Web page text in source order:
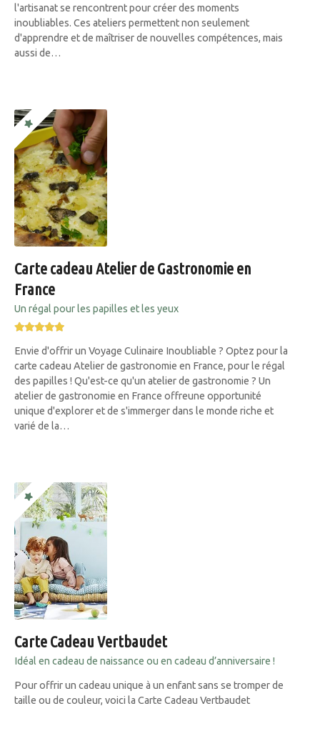
l'artisanat se rencontrent pour créer des moments
inoubliables. Ces ateliers permettent non seulement
d'apprendre et de maîtriser de nouvelles compétences, mais
aussi de…
Carte cadeau Atelier de Gastronomie en
France
Un régal pour les papilles et les yeux
Envie d'offrir un Voyage Culinaire Inoubliable ? Optez pour la
carte cadeau Atelier de gastronomie en France, pour le régal
des papilles ! Qu'est-ce qu'un atelier de gastronomie ? Un
atelier de gastronomie en France offreune opportunité
unique d'explorer et de s'immerger dans le monde riche et
varié de la…
Carte Cadeau Vertbaudet
Idéal en cadeau de naissance ou en cadeau d’anniversaire !
Pour offrir un cadeau unique à un enfant sans se tromper de
taille ou de couleur, voici la Carte Cadeau Vertbaudet